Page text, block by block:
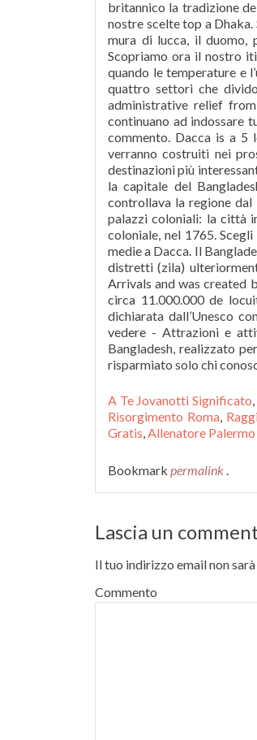
A Te Jovanotti Significato,
Risorgimento Roma,
Gratis,Allenatore
Bookmark permalink .
Lascia un
Il tuo indirizzo email non
Commento